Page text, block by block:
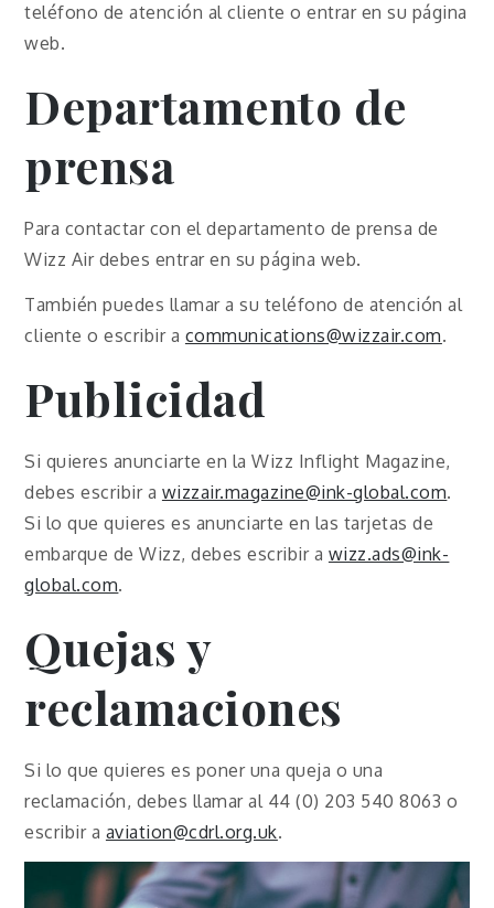
teléfono de atención al cliente o entrar en su página
web.
Departamento de
prensa
Para contactar con el departamento de prensa de
Wizz Air debes entrar en su página web.
También puedes llamar a su teléfono de atención al
cliente o escribir a communications@wizzair.com.
Publicidad
Si quieres anunciarte en la Wizz Inflight Magazine,
debes escribir a wizzair.magazine@ink-global.com.
Si lo que quieres es anunciarte en las tarjetas de
embarque de Wizz, debes escribir a wizz.ads@ink-
global.com.
Quejas y
reclamaciones
Si lo que quieres es poner una queja o una
reclamación, debes llamar al 44 (0) 203 540 8063 o
escribir a aviation@cdrl.org.uk.